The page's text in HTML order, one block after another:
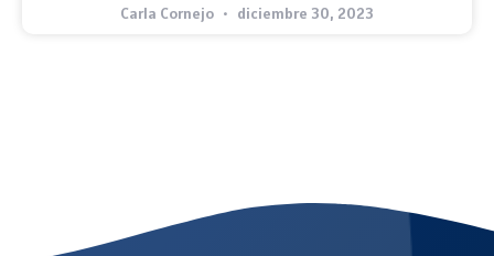
Carla Cornejo diciembre 30, 2023